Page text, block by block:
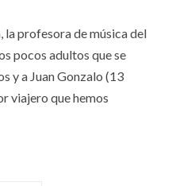
profesora de música del
pocos adultos que se
y a Juan Gonzalo (13
viajero que hemos